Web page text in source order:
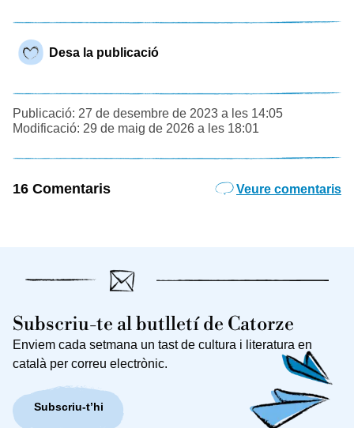
Desa la publicació
Publicació: 27 de desembre de 2023 a les 14:05
Modificació: 29 de maig de 2026 a les 18:01
16 Comentaris Veure comentaris
Subscriu-te al butlletí de Catorze
Enviem cada setmana un tast de cultura i literatura en
català per correu electrònic.
Subscriu-t’hi